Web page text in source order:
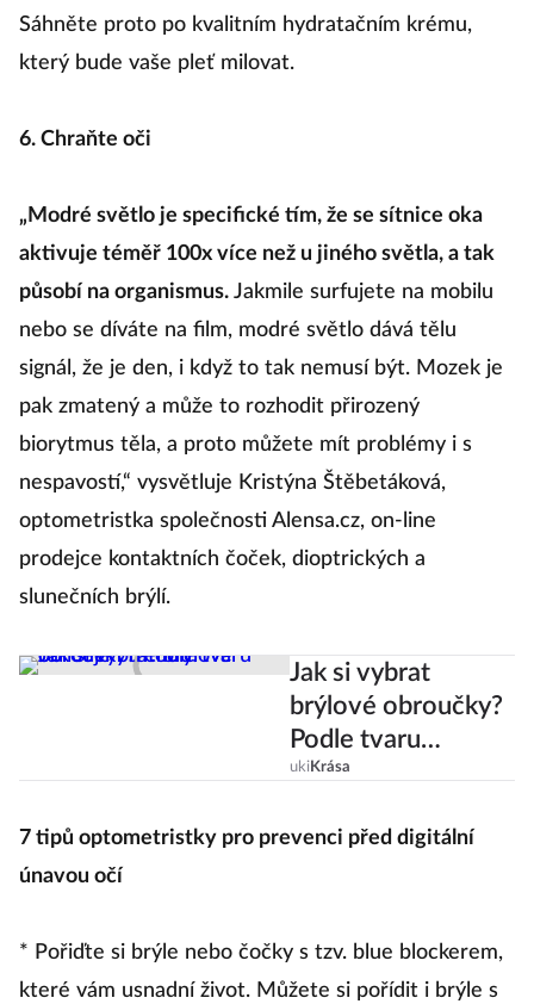
Sáhněte proto po kvalitním hydratačním krému,
který bude vaše pleť milovat.
6. Chraňte oči
„Modré světlo je specifické tím, že se sítnice oka
aktivuje téměř 100x více než u jiného světla, a tak
působí na organismus. Jakmile surfujete na mobilu
nebo se díváte na film, modré světlo dává tělu
signál, že je den, i když to tak nemusí být. Mozek je
pak zmatený a může to rozhodit přirozený
biorytmus těla, a proto můžete mít problémy i s
nespavostí,“ vysvětluje Kristýna Štěbetáková,
optometristka společnosti Alensa.cz, on-line
prodejce kontaktních čoček, dioptrických a
slunečních brýlí.
Jak si vybrat
brýlové obroučky?
Podle tvaru
obličeje i trendů!
uki Krása
7 tipů optometristky pro prevenci před digitální
únavou očí
* Pořiďte si brýle nebo čočky s tzv. blue blockerem,
které vám usnadní život. Můžete si pořídit i brýle s